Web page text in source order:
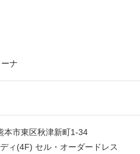
ナ
市東区秋津新町1-34
ィ(4F) セル・オーダードレス